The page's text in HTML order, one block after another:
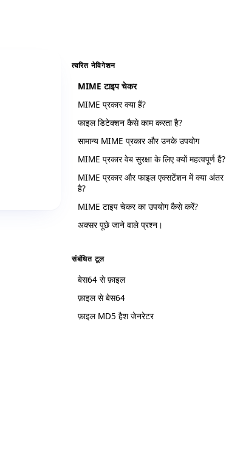
त्वरित नेविगेशन
MIME टाइप चेकर
MIME प्रकार क्या हैं?
फाइल डिटेक्शन कैसे काम करता है?
सामान्य MIME प्रकार और उनके उपयोग
MIME प्रकार वेब सुरक्षा के लिए क्यों महत्वपूर्ण हैं?
MIME प्रकार और फाइल एक्सटेंशन में क्या अंतर
है?
MIME टाइप चेकर का उपयोग कैसे करें?
अक्सर पूछे जाने वाले प्रश्न।
संबंधित टूल
बेस64 से फ़ाइल
फ़ाइल से बेस64
फ़ाइल MD5 हैश जेनरेटर